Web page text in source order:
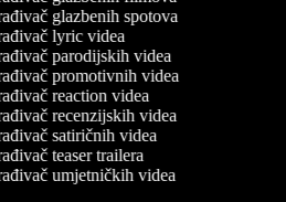
glazbenih spotova
lyric videa
parodijskih videa
promotivnih videa
reaction videa
recenzijskih videa
satiričnih videa
teaser trailera
umjetničkih videa